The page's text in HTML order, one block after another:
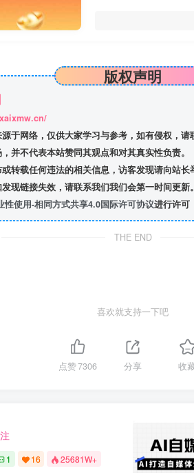
版权声明
于网络，仅供大家学习与参考，如有侵权，请
并不代表本站赞同其观点和对其真实性负责。
转载任何违法的相关信息，访客发现请向站长
现链接失效，请联系我们我们会第一时间更新。
性使用-相同方式共享4.0国际许可协议进行许可
THE END
喜欢就支持一下吧
点赞7306 分享 收
1 16 25681W+